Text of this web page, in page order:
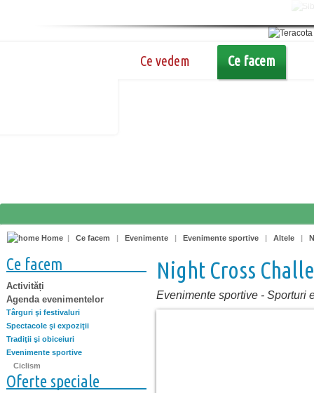
Ce vedem Ce facem
Home | Ce facem | Evenimente | Evenimente sportive | Altele |
Ce facem
Activități
Agenda evenimentelor
Târguri şi festivaluri
Spectacole şi expoziţii
Tradiţii şi obiceiuri
Evenimente sportive
Ciclism
Oferte speciale
Night Cross
Evenimente sportive - Sporturi